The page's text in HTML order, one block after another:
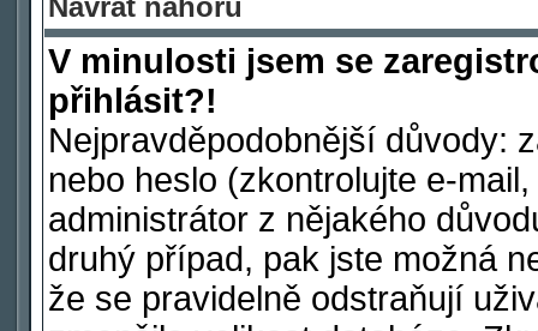
Návrat nahoru
V minulosti jsem se
přihlásit?!
Nejpravděpodobnější důvody:
nebo heslo (zkontrolujte e-
administrátor z nějakého
druhý případ, pak jste možná
že se pravidelně odstraňují